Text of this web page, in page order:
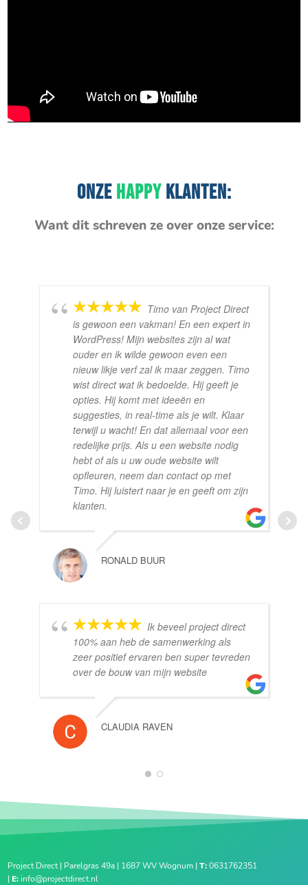
ONZEHAPPYKLANTEN:
Want dit schreven ze over onze service:
Timo van Project Direct
is gewoon een vakman! En een expert in
WordPress! Mijn websites zijn al wat
ouder en ik wilde gewoon even een
nieuw likje verf zal ik maar zeggen. Timo
wist direct wat ik bedoelde. Hij geeft je
opties. Hij komt met ideeën en
suggesties, in real-time als je wilt. Klaar
terwijl u wacht! En dat allemaal voor een
redelijke prijs. Als u een website nodig
hebt of als u uw oude website wilt
opfleuren, neem dan contact op met
Timo. Hij luistert naar je en geeft om zijn
klanten.
RONALD BUUR
Ik beveel project direct
100% aan heb de samenwerking als
zeer positief ervaren ben super tevreden
over de bouw van mijn website
CLAUDIA RAVEN
1 2
Project Direct | Parelgras 49a | 1687 WV Wognum |T:0631762351
| E: info@projectdirect.nl